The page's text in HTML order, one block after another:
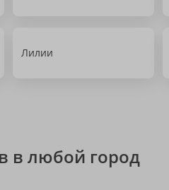
Лилии
в любой город